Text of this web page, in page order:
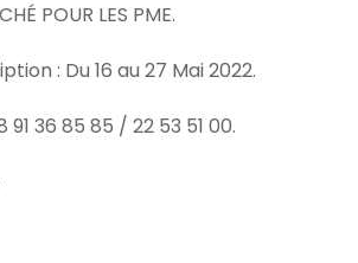
POUR LES PME.
: Du 16 au 27 Mai 2022.
36 85 85 / 22 53 51 00.